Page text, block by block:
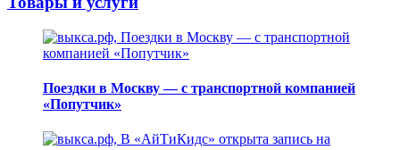
Поездки в Москву — с транспортной компанией
«Попутчик»